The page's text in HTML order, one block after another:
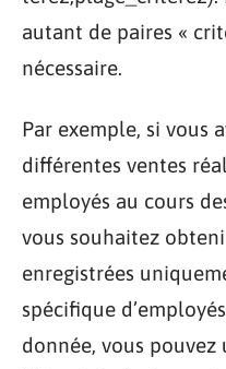
autant de paires «
nécessaire.
Par exemple, si vous
différentes ventes
employés au cours
vous souhaitez
enregistrées
spécifique
donnée, vous